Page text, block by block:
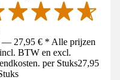
— 27,95 € * Alle prijzen
BTW en excl.
per Stuks27,95